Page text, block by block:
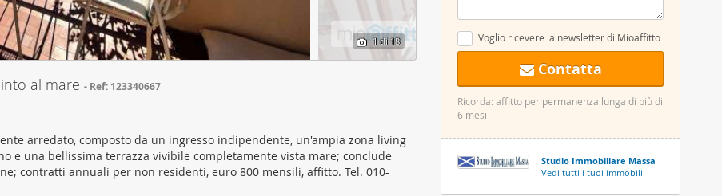
1di 18 Voglio ricevere la newsletter di Mioaffitto
Contatta
Ricorda: affitto per permanenza lunga di più di
6 mesi
Studio Immobiliare Massa
Vedi tutti i tuoi immobili
al mare Ref: 123340667
arredato, composto da un ingresso indipendente, un'ampia zona living
e una bellissima terrazza vivibile completamente vista mare; conclude
contratti annuali per non residenti, euro 800 mensili, affitto. Tel. 010-